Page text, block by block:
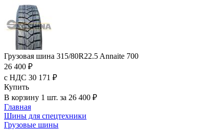
Грузовая шина 315/80R22.5 Annaite 700
26 400 ₽
с НДС 30 171 ₽
Купить
В корзину 1 шт. за 26 400 ₽
Главная
Шины для спецтехники
Грузовые шины